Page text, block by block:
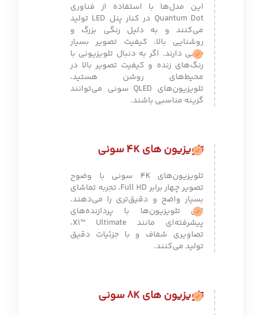
این مدل‌ها با استفاده از فناوری
Quantum Dot در کنار پنل LED تولید
می‌کنند و به دلیل رنگی بزرگ و
روشنایی بالا، کیفیت تصویر بسیار
خوبی دارند. اگر به دنبال تلویزیونی با
رنگ‌های زنده و کیفیت تصویر بالا در
محیط‌های روشن هستید،
تلویزیون‌های QLED سونی می‌توانند
گزینه مناسبی باشند.
تلویزیون های 4K سونی
تلویزیون‌های 4K سونی با وضوح
تصویر چهار برابر Full HD، تجربه تماشای
بسیار واضح و دقیق‌تری را می‌دهند.
این تلویزیون‌ها با پردازنده‌های
پیشرفته‌ای مانند X1™ Ultimate،
تصاویری شفاف و با جزئیات دقیق
تولید می‌کنند.
تلویزیون های 8K سونی